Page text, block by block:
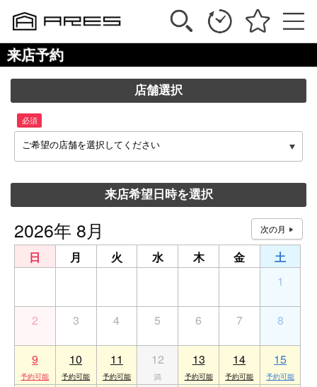
来店予約
店舗選択
必須
ご希望の店舗を選択してください
来店希望日時を選択
2026年 8月
日 月 火 水 木 金
土
1
2 3 4 5 6 7 8
9 10 11 12 13 14 15